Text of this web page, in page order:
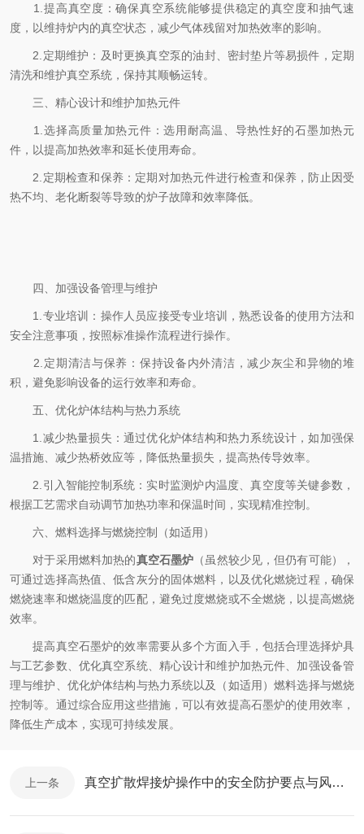
1.提高真空度：确保真空系统能够提供稳定的真空度和抽气速
度，以维持炉内的真空状态，减少气体残留对加热效率的影响。
2.定期维护：及时更换真空泵的油封、密封垫片等易损件，定期
清洗和维护真空系统，保持其顺畅运转。
三、精心设计和维护加热元件
1.选择高质量加热元件：选用耐高温、导热性好的石墨加热元
件，以提高加热效率和延长使用寿命。
2.定期检查和保养：定期对加热元件进行检查和保养，防止因受
热不均、老化断裂等导致的炉子故障和效率降低。
四、加强设备管理与维护
1.专业培训：操作人员应接受专业培训，熟悉设备的使用方法和
安全注意事项，按照标准操作流程进行操作。
2.定期清洁与保养：保持设备内外清洁，减少灰尘和异物的堆
积，避免影响设备的运行效率和寿命。
五、优化炉体结构与热力系统
1.减少热量损失：通过优化炉体结构和热力系统设计，如加强保
温措施、减少热桥效应等，降低热量损失，提高热传导效率。
2.引入智能控制系统：实时监测炉内温度、真空度等关键参数，
根据工艺需求自动调节加热功率和保温时间，实现精准控制。
六、燃料选择与燃烧控制（如适用）
对于采用燃料加热的真空石墨炉 （虽然较少见，但仍有可能），
可通过选择高热值、低含灰分的固体燃料，以及优化燃烧过程，确保
燃烧速率和燃烧温度的匹配，避免过度燃烧或不全燃烧，以提高燃烧
效率。
提高真空石墨炉的效率需要从多个方面入手，包括合理选择炉具
与工艺参数、优化真空系统、精心设计和维护加热元件、加强设备管
理与维护、优化炉体结构与热力系统以及（如适用）燃料选择与燃烧
控制等。通过综合应用这些措施，可以有效提高石墨炉的使用效率，
降低生产成本，实现可持续发展。
上一条 真空扩散焊接炉操作中的安全防护要点与风险管控